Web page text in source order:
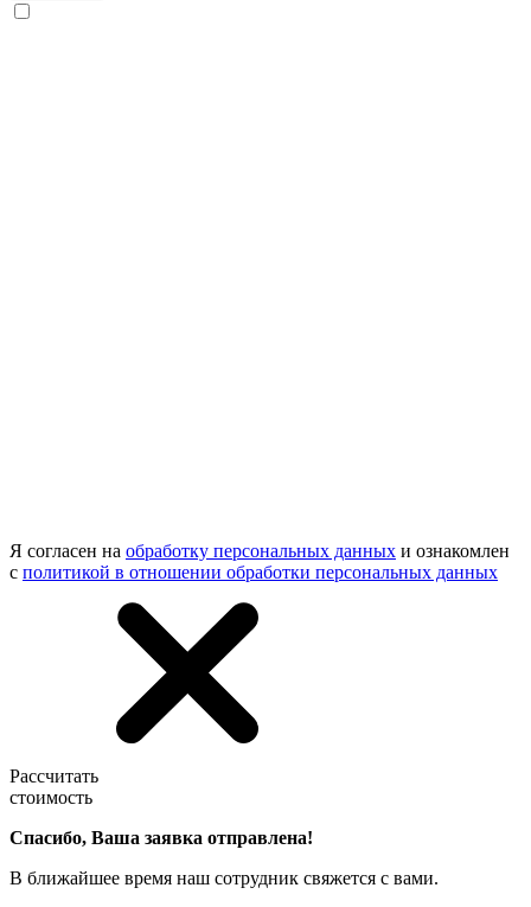
Я согласен на обработку персональных данных и ознакомлен
с политикой в отношении обработки персональных данных
Рассчитать
стоимость
Спасибо, Ваша заявка отправлена!
В ближайшее время наш сотрудник свяжется с вами.